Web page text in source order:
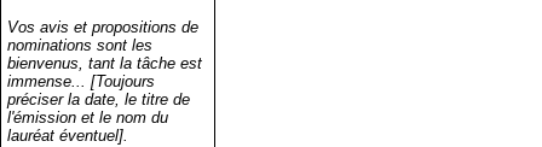
Vos avis et propositions de
nominations sont les
bienvenus, tant la tâche est
immense... [Toujours
préciser la date, le titre de
l'émission et le nom du
lauréat éventuel].